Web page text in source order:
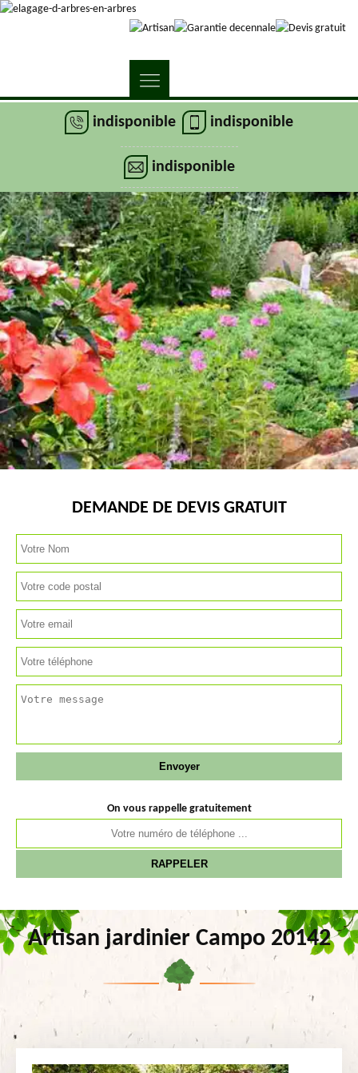
indisponible indisponible
indisponible
DEMANDE DE DEVIS GRATUIT
On vous rappelle gratuitement
Artisan jardinier Campo 20142